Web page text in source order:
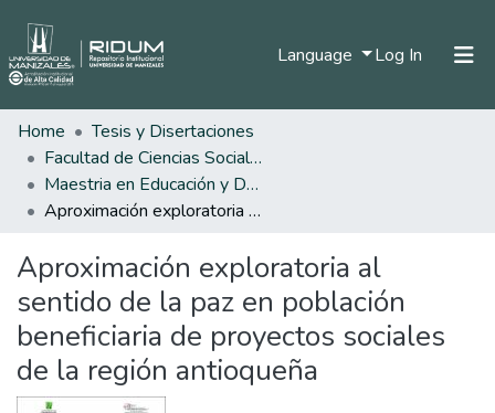
Language Log In (current)
Home
Tesis y Disertaciones
Facultad de Ciencias Sociales y Humanas
Maestria en Educación y Desarrollo Humano
Aproximación exploratoria al sentido de la paz en población beneficiaria de proyectos sociales de la región antioqueña
Aproximación exploratoria al
sentido de la paz en población
beneficiaria de proyectos sociales
de la región antioqueña